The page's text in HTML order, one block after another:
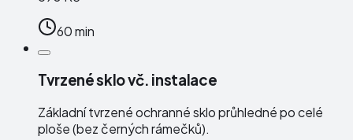
60 min
Tvrzené sklo vč. instalace
Základní tvrzené ochranné sklo průhledné po celé
ploše (bez černých rámečků).